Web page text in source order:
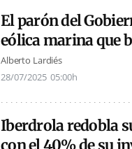
El parón del
eólica marina que
Alberto Lardiés
28/07/2025 05:00h
Iberdrola redobla
con el 40% de su